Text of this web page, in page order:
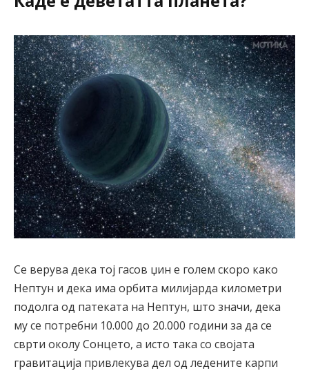
Се верува дека тој гасов џин е голем скоро како
Нептун и дека има орбита милијарда километри
подолга од патеката на Нептун, што значи, дека
му се потребни 10.000 до 20.000 години за да се
сврти околу Сонцето, а исто така со својата
гравитација привлекува дел од ледените карпи